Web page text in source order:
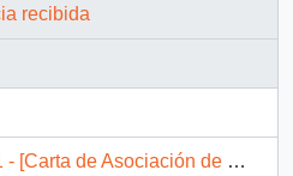
recibida
de Empleados del Servicio Electoral, ADERECH]